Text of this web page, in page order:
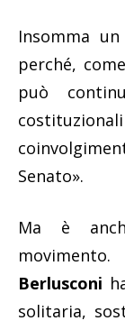
Insomma
perché,
può
Senato».
Ma è
Berlusconi
solitaria,